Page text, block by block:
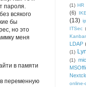
пароля.
всякого
бы
но это
меня
в памяти
переменную
(1) HR
(6)
(13)
ITSec
LDAP
(1)
(1)
online-